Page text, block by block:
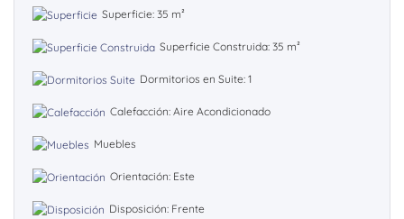
Superficie: 35 m²
Superficie Construida: 35 m²
Dormitorios en Suite: 1
Calefacción: Aire Acondicionado
Muebles
Orientación: Este
Disposición: Frente